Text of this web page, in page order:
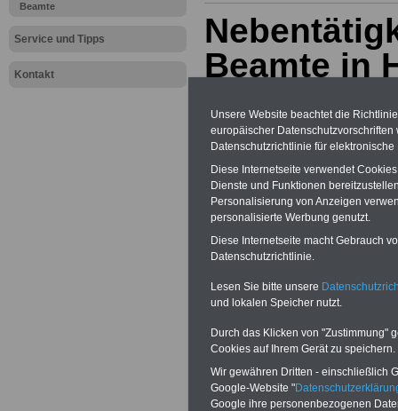
Beamte
Service und Tipps
Kontakt
Beamte in
Weitere Themen und
Nebentätigkeiten"
Das
Hessen ist in
Beamtengesetz
Unsere Website beachtet die
europäischer
Datenschutzrichtlinie für
Diese Internetseite verwendet
Dienste und Funktionen
Personalisierung von Anzeigen
personalisierte Werbung genutzt.
Diese Internetseite macht Gebrauch
Datenschutzrichtlinie.
Lesen Sie bitte unsere
und lokalen Speicher nutzt.
Durch das Klicken von "Zustimmung"
Cookies auf Ihrem Gerät zu speichern.
Wir gewähren Dritten - einschließlich
Google-Website "
Google ihre personenbezogenen